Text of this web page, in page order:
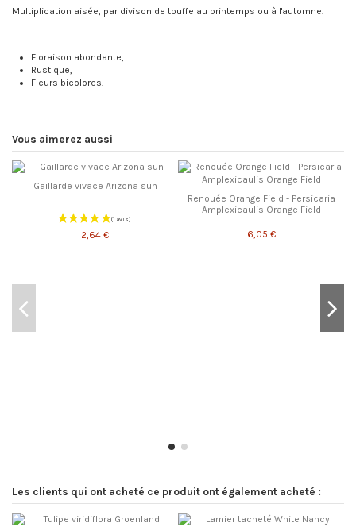
Multiplication aisée, par divison de touffe au printemps ou à l'automne.
Floraison abondante,
Rustique,
Fleurs bicolores.
Vous aimerez aussi
Gaillarde vivace Arizona sun
2,64 €
Renouée Orange Field - Persicaria
Amplexicaulis Orange Field
6,05 €
Les clients qui ont acheté ce produit ont également acheté :